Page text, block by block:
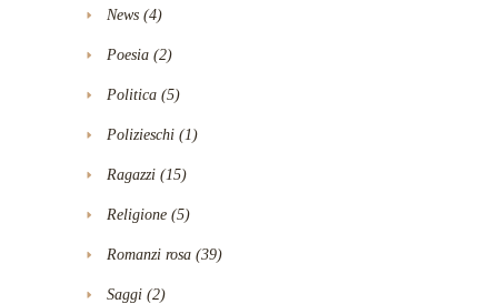
News (4)
Poesia (2)
Politica (5)
Polizieschi (1)
Ragazzi (15)
Religione (5)
Romanzi rosa (39)
Saggi (2)